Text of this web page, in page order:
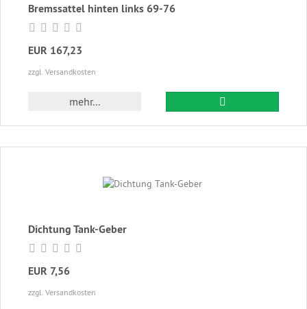
Bremssattel hinten links 69-76
EUR 167,23
zzgl. Versandkosten
mehr...
Dichtung Tank-Geber
EUR 7,56
zzgl. Versandkosten